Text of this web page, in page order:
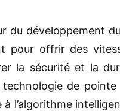
du développement
pour offrir des
la sécurité et la
de
l’algorithme